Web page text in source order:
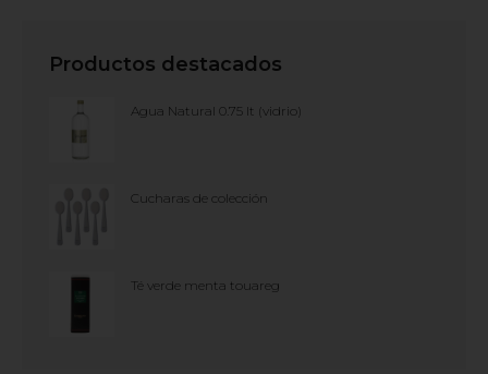
Productos destacados
Agua Natural 0.75 lt (vidrio)
Cucharas de colección
Té verde menta touareg